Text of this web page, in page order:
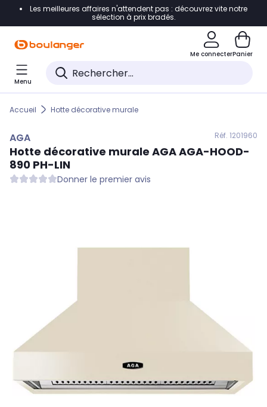
Accéder directement à la navigation
Accéder directement au pied de page
Accéder directement au chatbot
Les meilleures affaires n'attendent pas : découvrez vite notre
sélection à prix bradés.
Me connecterPanier
Menu
Accueil Hotte décorative murale
AGA Réf. 1201960
Hotte décorative murale AGAAGA-HOOD-
890 PH-LIN
Donner le premier avis